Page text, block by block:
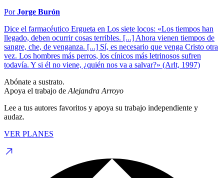
PorJorge Burón
Dice el farmacéutico Ergueta en Los siete locos: «Los tiempos han
llegado, deben ocurrir cosas terribles. [...] Ahora vienen tiempos de
sangre, che, de venganza. [...] Sí, es necesario que venga Cristo otra
vez. Los hombres más perros, los cínicos más letrinosos sufren
todavía. Y si él no viene, ¿quién nos va a salvar?» (Arlt, 1997)
Abónate a sustrato.
Apoya el trabajo de Alejandra Arroyo
Lee a tus autores favoritos y apoya su trabajo independiente y
audaz.
VER PLANES